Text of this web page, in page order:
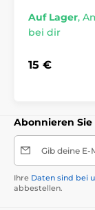
Auf Lager,
bei dir
15 €
Abonnieren
Gib deine E-
Ihre Daten sind bei
abbestellen.